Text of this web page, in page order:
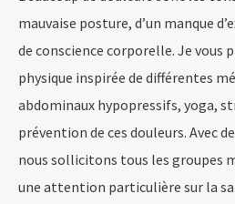
mauvaise posture, d’un manque
de conscience corporelle. Je vous
physique inspirée de différentes
abdominaux hypopressifs, yoga,
prévention de ces douleurs. Avec
nous sollicitons tous les groupes
une attention particulière sur la